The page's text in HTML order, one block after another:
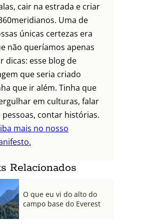
cair na estrada e criar
Uma de
únicas certezas era
não queríamos apenas
dicas: esse blog de
que seria criado
que ir além. Tinha que
em culturas, falar
pessoas, contar histórias.
mais no nosso
Relacionados
O que eu vi do alto do
campo base do Everest